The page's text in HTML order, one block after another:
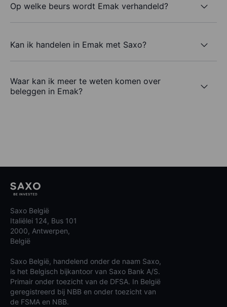
Op welke beurs wordt Emak verhandeld?
Kan ik handelen in Emak met Saxo?
Waar kan ik meer te weten komen over
beleggen in Emak?
Saxo België
Italiëlei 124, Bus 101
2000, Antwerpen,
België
Saxo België, handelend onder de naam Saxo,
is het Belgisch bijkantoor van Saxo Bank A/S.
Primair onder toezicht van de DFSA. In België
geregistreerd bij NBB en onder toezicht van
de FSMA en NBB.